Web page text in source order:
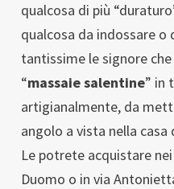
qualcosa di più
qualcosa da indossare o
tantissime le signore
“massaie salentine” in
artigianalmente, da
angolo a vista nella
Le potrete acquistare
Duomo o in via